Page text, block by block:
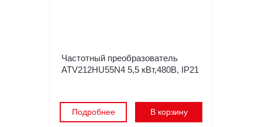
Частотный преобразователь
ATV212HU55N4 5,5 кВт,480В, IP21
Подробнее В корзину